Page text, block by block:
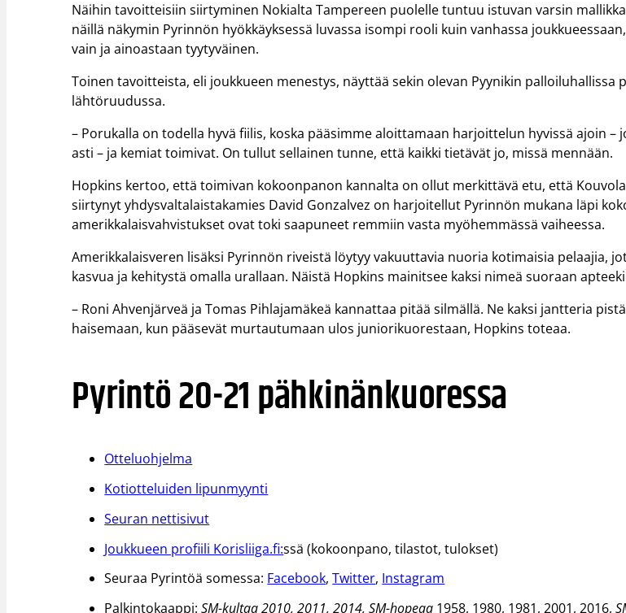
Näihin tavoitteisiin siirtyminen Nokialta Tampereen puolelle tuntuu istuvan varsin
näillä näkymin Pyrinnön hyökkäyksessä luvassa isompi rooli kuin vanhassa
vain ja ainoastaan tyytyväinen.
Toinen tavoitteista, eli joukkueen menestys, näyttää sekin olevan Pyynikin palloiluhallissa
lähtöruudussa.
– Porukalla on todella hyvä fiilis, koska pääsimme aloittamaan harjoittelun hyvissä ajoin –
asti – ja kemiat toimivat. On tullut sellainen tunne, että kaikki tietävät jo, missä mennään.
Hopkins kertoo, että toimivan kokoonpanon kannalta on ollut merkittävä etu, että
siirtynyt yhdysvaltalaistakamies David Gonzalvez on harjoitellut Pyrinnön mukana läpi
amerikkalaisvahvistukset ovat toki saapuneet remmiin vasta myöhemmässä vaiheessa.
Amerikkalaisveren lisäksi Pyrinnön riveistä löytyy vakuuttavia nuoria kotimaisia pelaajia,
kasvua ja kehitystä omalla urallaan. Näistä Hopkins mainitsee kaksi nimeä suoraan
– Roni Ahvenjärveä ja Tomas Pihlajamäkeä kannattaa pitää silmällä. Ne kaksi jantteria
haisemaan, kun pääsevät murtautumaan ulos juniorikuorestaan, Hopkins toteaa.
Pyrintö 20-21 pähkinänkuoressa
Otteluohjelma
Kotiotteluiden lipunmyynti
Seuran nettisivut
Joukkueen profiili Korisliiga.fi:ssä (kokoonpano, tilastot, tulokset)
Seuraa Pyrintöä somessa: Facebook,Twitter, Instagram
Palkintokaappi:SM-kultaa 2010, 2011, 2014, SM-hopeaa 1958, 1980, 1981, 2001, 2016,